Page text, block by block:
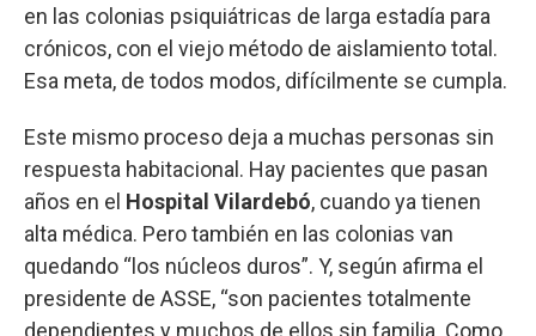
en las colonias psiquiátricas de larga estadía para
crónicos, con el viejo método de aislamiento total.
Esa meta, de todos modos, difícilmente se cumpla.
Este mismo proceso deja a muchas personas sin
respuesta habitacional. Hay pacientes que pasan
años en el Hospital Vilardebó, cuando ya tienen
alta médica. Pero también en las colonias van
quedando “los núcleos duros”. Y, según afirma el
presidente de ASSE, “son pacientes totalmente
dependientes y muchos de ellos sin familia. Como